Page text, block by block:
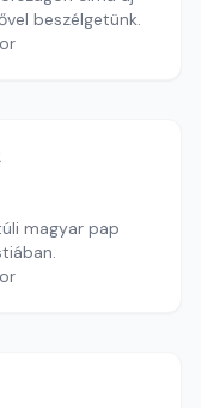
beszélgetünk.
magyar pap